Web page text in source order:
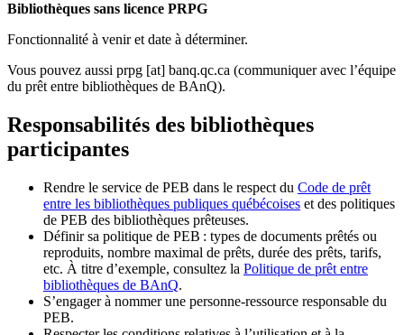
Bibliothèques sans licence PRPG
Fonctionnalité à venir et date à déterminer.
Vous pouvez aussi prpg [at] banq.qc.ca (communiquer avec l’équipe
du prêt entre bibliothèques de BAnQ).
Responsabilités des bibliothèques
participantes
Rendre le service de PEB dans le respect du Code de prêt
entre les bibliothèques publiques québécoises et des politiques
de PEB des bibliothèques prêteuses.
Définir sa politique de PEB : types de documents prêtés ou
reproduits, nombre maximal de prêts, durée des prêts, tarifs,
etc. À titre d’exemple, consultez la Politique de prêt entre
bibliothèques de BAnQ.
S’engager à nommer une personne-ressource responsable du
PEB.